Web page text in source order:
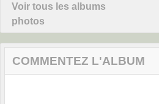
Voir tous les albums
photos
COMMENTEZ L'ALBUM